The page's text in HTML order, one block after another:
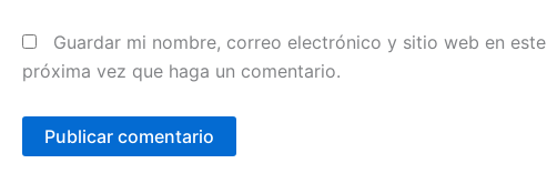
Guardar mi nombre, correo electrónico y sitio web en
próxima vez que haga un comentario.